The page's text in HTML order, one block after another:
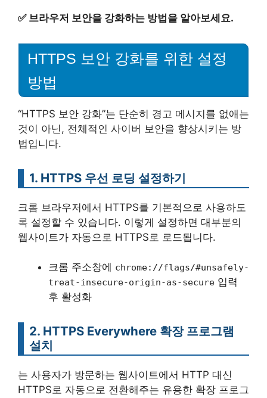
✅ 브라우저 보안을 강화하는 방법을 알아보세요.
HTTPS 보안 강화를 위한 설정
방법
“HTTPS 보안 강화”는 단순히 경고 메시지를 없애는
것이 아닌, 전체적인 사이버 보안을 향상시키는 방
법입니다.
1. HTTPS 우선 로딩 설정하기
크롬 브라우저에서 HTTPS를 기본적으로 사용하도
록 설정할 수 있습니다. 이렇게 설정하면 대부분의
웹사이트가 자동으로 HTTPS로 로드됩니다.
크롬 주소창에 chrome://flags/#unsafely-
treat-insecure-origin-as-secure 입력
후 활성화
2. HTTPS Everywhere 확장 프로그램
설치
는 사용자가 방문하는 웹사이트에서 HTTP 대신
HTTPS로 자동으로 전환해주는 유용한 확장 프로그